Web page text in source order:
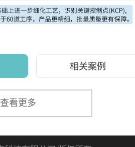
相关案例
查看更多